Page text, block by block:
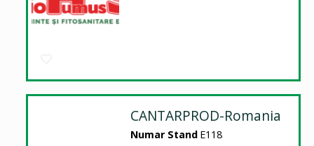
CANTARPROD-Romania
Numar Stand E118